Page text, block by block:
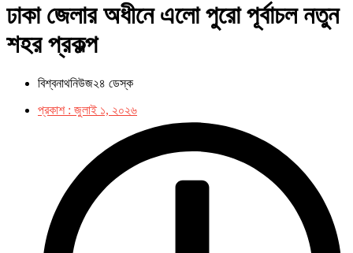
ঢাকা জেলার অধীনে এলো পুরো পূর্বাচল নতুন
শহর প্রকল্প
বিশ্বনাথনিউজ২৪ ডেস্ক
প্রকাশ : জুলাই ১, ২০২৬